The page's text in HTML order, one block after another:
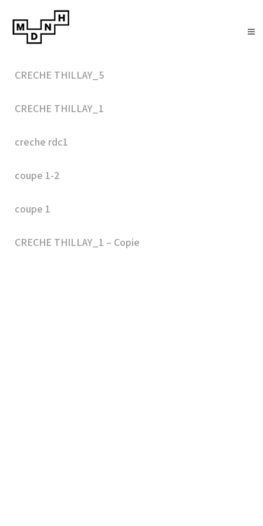
CRECHE THILLAY_5
CRECHE THILLAY_1
creche rdc1
coupe 1-2
coupe 1
CRECHE THILLAY_1 – Copie